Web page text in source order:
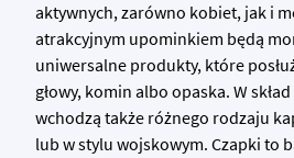
aktywnych, zarówno kobiet, jak i
atrakcyjnym upominkiem będą
uniwersalne produkty, które
głowy, komin albo opaska. W
wchodzą także różnego rodzaju
lub w stylu wojskowym. Czapki to